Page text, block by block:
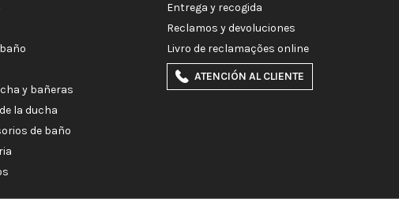
y bañeras
la ducha
de baño
entrega y recogida
reclamos y devoluciones
livro de reclamações online
ATENCIÓN AL CLIENTE